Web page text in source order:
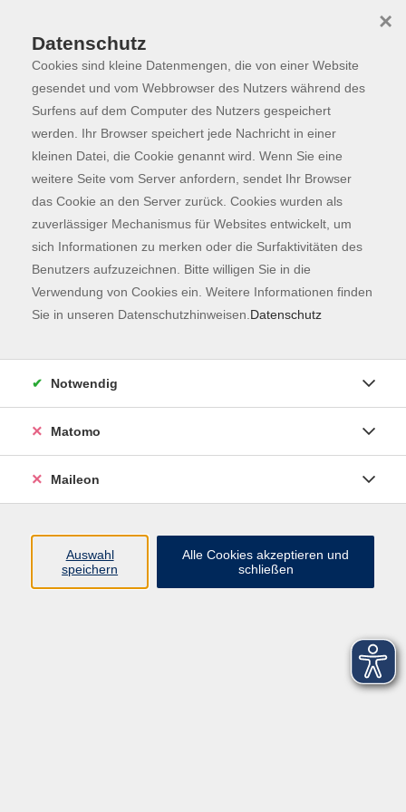
Skip to main content
Programm
Der Kurs konnte nicht gefunden werden.
Kontaktformular
Impressum
AGB
Datenschutzerklärung
Datenschutz
Cookies sind kleine Datenmengen, die von einer Website
gesendet und vom Webbrowser des Nutzers während des
Surfens auf dem Computer des Nutzers gespeichert
werden. Ihr Browser speichert jede Nachricht in einer
kleinen Datei, die Cookie genannt wird. Wenn Sie eine
weitere Seite vom Server anfordern, sendet Ihr Browser
das Cookie an den Server zurück. Cookies wurden als
zuverlässiger Mechanismus für Websites entwickelt, um
sich Informationen zu merken oder die Surfaktivitäten des
Benutzers aufzuzeichnen. Bitte willigen Sie in die
Verwendung von Cookies ein. Weitere Informationen finden
Sie in unseren Datenschutzhinweisen. Datenschutz
×
Notwendig
Matomo
Maileon
Auswahl
speichern
Alle Cookies akzeptieren und
schließen